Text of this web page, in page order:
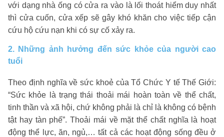
với dạng nhà ống có cửa ra vào là lối thoát hiểm duy nhất
thì cửa cuốn, cửa xếp sẽ gây khó khăn cho việc tiếp cận
cứu hộ cứu nạn khi có sự cố xảy ra.
2. Những ảnh hưởng đến sức khỏe của người cao
tuổi
Theo định nghĩa về sức khoẻ của Tổ Chức Y tế Thế Giới:
“Sức khỏe là trạng thái thoải mái hoàn toàn về thể chất,
tinh thần và xã hội, chứ không phải là chỉ là không có bệnh
tật hay tàn phế”. Thoải mái về mặt thể chất nghĩa là hoạt
động thể lực, ăn, ngủ,… tất cả các hoạt động sống đều ở